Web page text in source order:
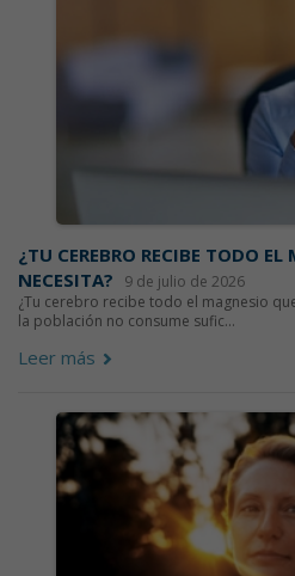
¿TU CEREBRO RECIBE TODO EL
NECESITA?
9 de julio de 2026
¿Tu cerebro recibe todo el magnesio
la población no consume sufic...
Leer más